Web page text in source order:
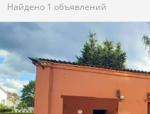
Найдено 1 объявлений